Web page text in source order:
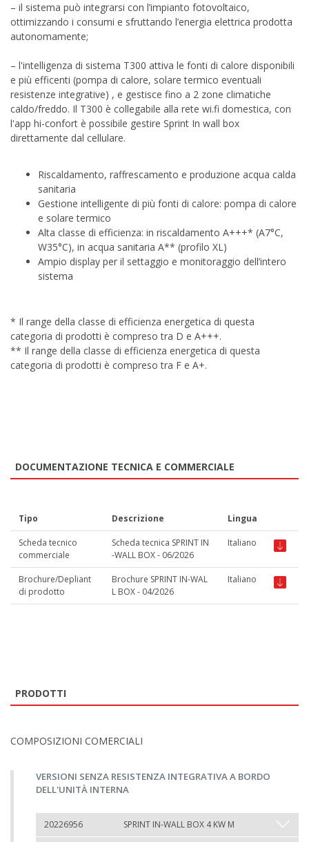
– il sistema può integrarsi con l’impianto fotovoltaico,
ottimizzando i consumi e sfruttando l’energia elettrica prodotta
autonomamente;
– l'intelligenza di sistema T300 attiva le fonti di calore disponibili
e più efficenti (pompa di calore, solare termico eventuali
resistenze integrative) , e gestisce fino a 2 zone climatiche
caldo/freddo. Il T300 è collegabile alla rete wi.fi domestica, con
l'app hi-confort è possibile gestire Sprint In wall box
direttamente dal cellulare.
Riscaldamento, raffrescamento e produzione acqua calda
sanitaria
Gestione intelligente di più fonti di calore: pompa di calore
e solare termico
Alta classe di efficienza: in riscaldamento A+++* (A7°C,
W35°C), in acqua sanitaria A** (profilo XL)
Ampio display per il settaggio e monitoraggio dell’intero
sistema
* Il range della classe di efficienza energetica di questa
categoria di prodotti è compreso tra D e A+++.
** Il range della classe di efficienza energetica di questa
categoria di prodotti è compreso tra F e A+.
DOCUMENTAZIONE TECNICA E COMMERCIALE
Tipo Descrizione Lingua
Scheda tecnico
commerciale
Scheda tecnica SPRINT IN
-WALL BOX - 06/2026
Italiano
Brochure/Depliant
di prodotto
Brochure SPRINT IN-WAL
L BOX - 04/2026
Italiano
PRODOTTI
COMPOSIZIONI COMERCIALI
VERSIONI SENZA RESISTENZA INTEGRATIVA A BORDO
DELL'UNITÀ INTERNA
20226956 SPRINT IN-WALL BOX 4 KW M